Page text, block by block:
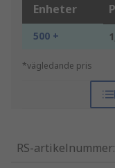
Enheter
500 +
*vägledande pris
RS-artikelnummer: